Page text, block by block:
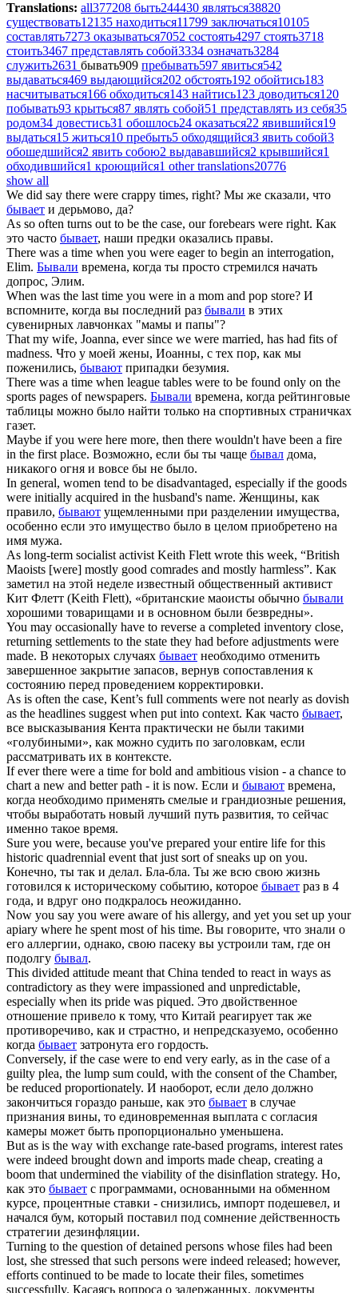
Translations: all377208 быть244430 являться38820
существовать12135 находиться11799 заключаться10105
составлять7273 оказываться7052 состоять4297 стоять3718
стоить3467 представлять собой3334 означать3284
служить2631 бывать909 пребывать597 явиться542
выдаваться469 выдающийся202 обстоять192 обойтись183
насчитываться166 обходиться143 найтись123 доводиться120
побывать93 крыться87 являть собой51 представлять из себя35
родом34 довестись31 обошлось24 оказаться22 явившийся19
выдаться15 житься10 пребыть5 обходящийся3 явить собой3
обошедшийся2 явить собою2 выдававшийся2 крывшийся1
обходившийся1 кроющийся1 other translations20776
show all
We did say there were crappy times, right? Мы же сказали, что
бывает и дерьмово, да?
As so often turns out to be the case, our forebears were right. Как
это часто бывает, наши предки оказались правы.
There was a time when you were eager to begin an interrogation,
Elim. Бывали времена, когда ты просто стремился начать
допрос, Элим.
When was the last time you were in a mom and pop store? И
вспомните, когда вы последний раз бывали в этих
сувенирных лавчонках "мамы и папы"?
That my wife, Joanna, ever since we were married, has had fits of
madness. Что у моей жены, Иоанны, с тех пор, как мы
поженились, бывают припадки безумия.
There was a time when league tables were to be found only on the
sports pages of newspapers. Бывали времена, когда рейтинговые
таблицы можно было найти только на спортивных страничках
газет.
Maybe if you were here more, then there wouldn't have been a fire
in the first place. Возможно, если бы ты чаще бывал дома,
никакого огня и вовсе бы не было.
In general, women tend to be disadvantaged, especially if the goods
were initially acquired in the husband's name. Женщины, как
правило, бывают ущемленными при разделении имущества,
особенно если это имущество было в целом приобретено на
имя мужа.
As long-term socialist activist Keith Flett wrote this week, “British
Maoists [were] mostly good comrades and mostly harmless”. Как
заметил на этой неделе известный общественный активист
Кит Флетт (Keith Flett), «британские маоисты обычно бывали
хорошими товарищами и в основном были безвредны».
You may occasionally have to reverse a completed inventory close,
returning settlements to the state they had before adjustments were
made. В некоторых случаях бывает необходимо отменить
завершенное закрытие запасов, вернув сопоставления к
состоянию перед проведением корректировки.
As is often the case, Kent’s full comments were not nearly as dovish
as the headlines suggest when put into context. Как часто бывает,
все высказывания Кента практически не были такими
«голубиными», как можно судить по заголовкам, если
рассматривать их в контексте.
If ever there were a time for bold and ambitious vision - a chance to
chart a new and better path - it is now. Если и бывают времена,
когда необходимо применять смелые и грандиозные решения,
чтобы выработать новый лучший путь развития, то сейчас
именно такое время.
Sure you were, because you've prepared your entire life for this
historic quadrennial event that just sort of sneaks up on you.
Конечно, ты так и делал. Бла-бла. Ты же всю свою жизнь
готовился к историческому событию, которое бывает раз в 4
года, и вдруг оно подкралось неожиданно.
Now you say you were aware of his allergy, and yet you set up your
apiary where he spent most of his time. Вы говорите, что знали о
его аллергии, однако, свою пасеку вы устроили там, где он
подолгу бывал.
This divided attitude meant that China tended to react in ways as
contradictory as they were impassioned and unpredictable,
especially when its pride was piqued. Это двойственное
отношение привело к тому, что Китай реагирует так же
противоречиво, как и страстно, и непредсказуемо, особенно
когда бывает затронута его гордость.
Conversely, if the case were to end very early, as in the case of a
guilty plea, the lump sum could, with the consent of the Chamber,
be reduced proportionately. И наоборот, если дело должно
закончиться гораздо раньше, как это бывает в случае
признания вины, то единовременная выплата с согласия
камеры может быть пропорционально уменьшена.
But as is the way with exchange rate-based programs, interest rates
were indeed brought down and imports made cheap, creating a
boom that undermined the viability of the disinflation strategy. Но,
как это бывает с программами, основанными на обменном
курсе, процентные ставки - снизились, импорт подешевел, и
начался бум, который поставил под сомнение действенность
стратегии дезинфляции.
Turning to the question of detained persons whose files had been
lost, she stressed that such persons were indeed released; however,
efforts continued to be made to locate their files, sometimes
successfully. Касаясь вопроса о задержанных, документы